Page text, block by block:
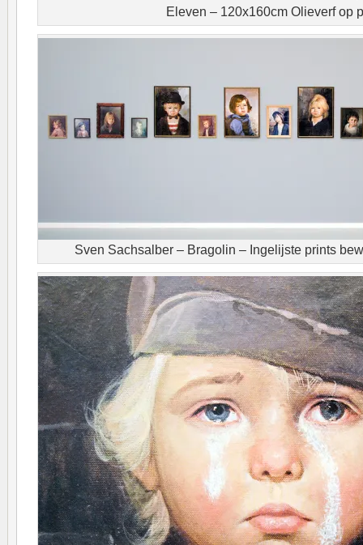
Eleven – 120x160cm Olieverf op
Sven Sachsalber – Bragolin – Ingelijste prints